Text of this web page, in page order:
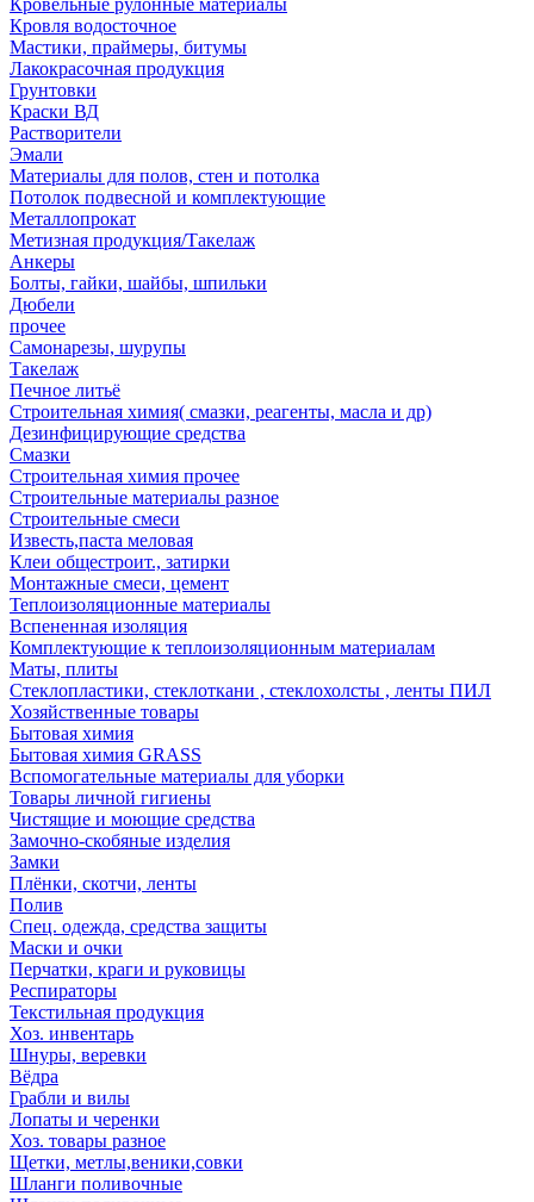
Кровельные рулонные материалы
Кровля водосточное
Мастики, праймеры, битумы
Лакокрасочная продукция
Грунтовки
Краски ВД
Растворители
Эмали
Материалы для полов, стен и потолка
Потолок подвесной и комплектующие
Металлопрокат
Метизная продукция/Такелаж
Анкеры
Болты, гайки, шайбы, шпильки
Дюбели
прочее
Самонарезы, шурупы
Такелаж
Печное литьё
Строительная химия( смазки, реагенты, масла и др)
Дезинфицирующие средства
Смазки
Строительная химия прочее
Строительные материалы разное
Строительные смеси
Известь,паста меловая
Клеи общестроит., затирки
Монтажные смеси, цемент
Теплоизоляционные материалы
Вспененная изоляция
Комплектующие к теплоизоляционным материалам
Маты, плиты
Стеклопластики, стеклоткани , стеклохолсты , ленты ПИЛ
Хозяйственные товары
Бытовая химия
Бытовая химия GRASS
Вспомогательные материалы для уборки
Товары личной гигиены
Чистящие и моющие средства
Замочно-скобяные изделия
Замки
Плёнки, скотчи, ленты
Полив
Спец. одежда, средства защиты
Маски и очки
Перчатки, краги и руковицы
Респираторы
Текстильная продукция
Хоз. инвентарь
Шнуры, веревки
Вёдра
Грабли и вилы
Лопаты и черенки
Хоз. товары разное
Щетки, метлы,веники,совки
Шланги поливочные